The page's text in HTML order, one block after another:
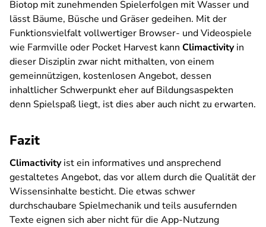
Biotop mit zunehmenden Spielerfolgen mit Wasser und
lässt Bäume, Büsche und Gräser gedeihen. Mit der
Funktionsvielfalt vollwertiger Browser- und Videospiele
wie Farmville oder Pocket Harvest kann Climactivityin
dieser Disziplin zwar nicht mithalten, von einem
gemeinnützigen, kostenlosen Angebot, dessen
inhaltlicher Schwerpunkt eher auf Bildungsaspekten
denn Spielspaß liegt, ist dies aber auch nicht zu erwarten.
Fazit
Climactivityist ein informatives und ansprechend
gestaltetes Angebot, das vor allem durch die Qualität der
Wissensinhalte besticht. Die etwas schwer
durchschaubare Spielmechanik und teils ausufernden
Texte eignen sich aber nicht für die App-Nutzung